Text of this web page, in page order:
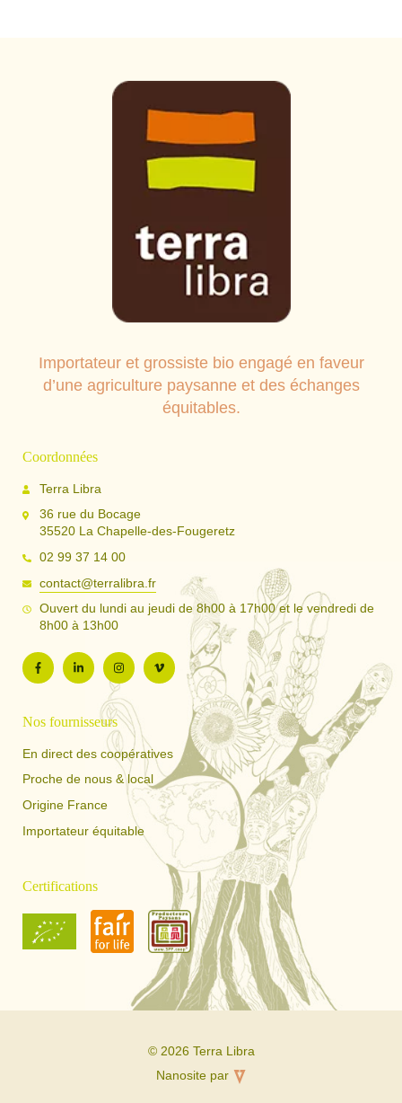
Importateur et grossiste bio engagé en faveur
d’une agriculture paysanne et des échanges
équitables.
Coordonnées
Terra Libra
36 rue du Bocage
35520 La Chapelle-des-Fougeretz
02 99 37 14 00
contact@terralibra.fr
Ouvert du lundi au jeudi de 8h00 à 17h00 et le vendredi de
8h00 à 13h00
Nos fournisseurs
En direct des coopératives
Proche de nous & local
Origine France
Importateur équitable
Certifications
© 2026 Terra Libra
Nanosite par